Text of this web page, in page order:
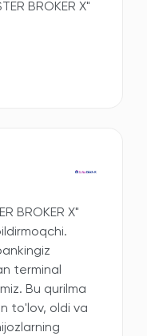
BROKER X"
BROKER X"
terminal
Bu qurilma
to'lov, oldi va